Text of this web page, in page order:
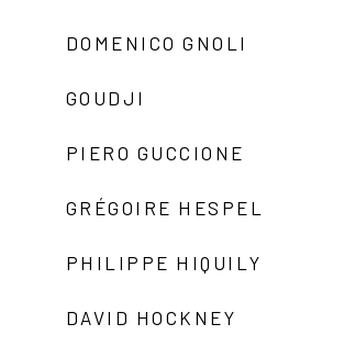
DOMENICO GNOLI
GOUDJI
PIERO GUCCIONE
GRÉGOIRE HESPEL
PHILIPPE HIQUILY
DAVID HOCKNEY